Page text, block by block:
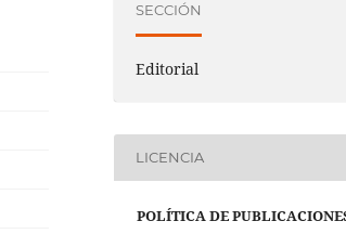
SECCIÓN
Editorial
LICENCIA
POLÍTICA DE